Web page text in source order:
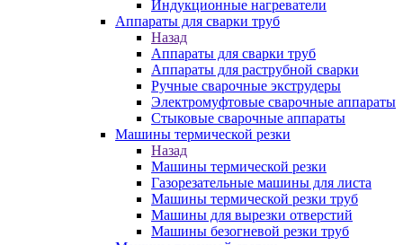
Индукционные нагреватели
Аппараты для сварки труб
Назад
Аппараты для сварки труб
Аппараты для раструбной сварки
Ручные сварочные экструдеры
Электромуфтовые сварочные аппараты
Стыковые сварочные аппараты
Машины термической резки
Назад
Машины термической резки
Газорезательные машины для листа
Машины термической резки труб
Машины для вырезки отверстий
Машины безогневой резки труб